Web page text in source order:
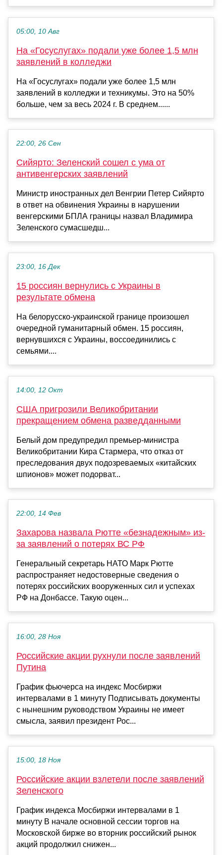
05:00, 10 Авг
На «Госуслугах» подали уже более 1,5 млн
заявлений в колледжи
На «Госуслугах» подали уже более 1,5 млн
заявлений в колледжи и техникумы. Это на 50%
больше, чем за весь 2024 г. В среднем......
22:00, 26 Сен
Сийярто: Зеленский сошел с ума от
антивенгерских заявлений
Министр иностранных дел Венгрии Петер Сийярто
в ответ на обвинения Украины в нарушении
венгерскими БПЛА границы назвал Владимира
Зеленского сумасшедш...
23:00, 16 Дек
15 россиян вернулись с Украины в
результате обмена
На белорусско-украинской границе произошел
очередной гуманитарный обмен. 15 россиян,
вернувшихся с Украины, воссоединились с
семьями....
14:00, 12 Окт
США пригрозили Великобритании
прекращением обмена разведданными
Белый дом предупредил премьер-министра
Великобритании Кира Стармера, что отказ от
преследования двух подозреваемых «китайских
шпионов» может подорват...
22:00, 14 Фев
Захарова назвала Рютте «безнадежным» из-
за заявлений о потерях ВС РФ
Генеральный секретарь НАТО Марк Рютте
распространяет недостоверные сведения о
потерях российских вооруженных сил и успехах
РФ на Донбассе. Такую оцен...
16:00, 28 Ноя
Российские акции рухнули после заявлений
Путина
График фьючерса на индекс Мосбиржи
интервалами в 1 минуту Подписывать документы
с нынешним руководством Украины не имеет
смысла, заявил президент Рос...
15:00, 18 Ноя
Российские акции взлетели после заявлений
Зеленского
График индекса Мосбиржи интервалами в 1
минуту В начале основной сессии торгов на
Московской бирже во вторник российский рынок
акций продолжил снижен...